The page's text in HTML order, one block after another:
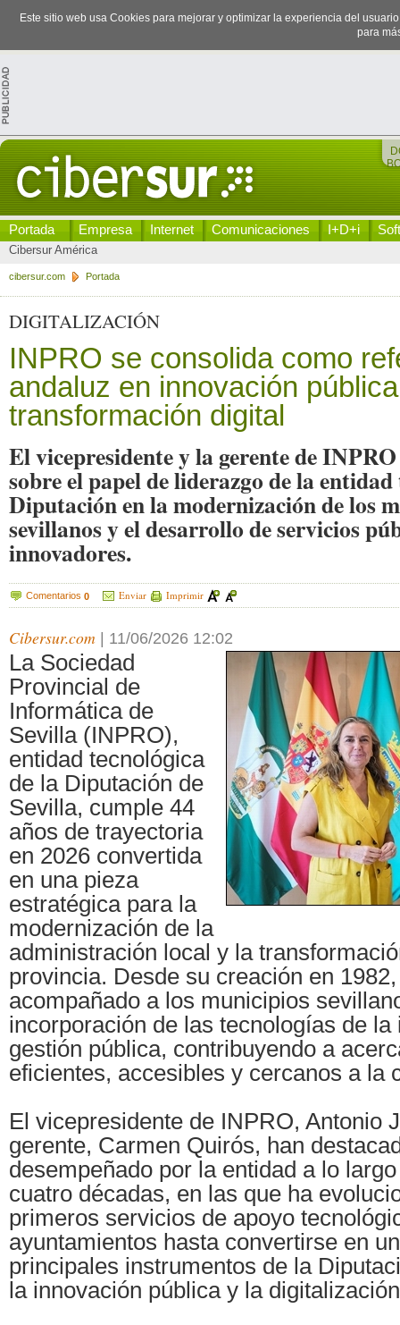
Este sitio web usa Cookies para mejorar y optimizar la experiencia del
para
Portada Empresa Internet Comunicaciones I+D+i
Cibersur América
cibersur.com Portada
DIGITALIZACIÓN
INPRO se consolida como
andaluz en innovación
transformación digital
El vicepresidente y la gerente de
sobre el papel de liderazgo de la
Diputación en la modernización de los
sevillanos y el desarrollo de servicios
innovadores.
Comentarios 0 Enviar Imprimir
Cibersur.com 11/06/2026 12:02
La Sociedad
Provincial de
Informática de
Sevilla (INPRO),
entidad tecnológica
de la Diputación de
Sevilla, cumple 44
años de trayectoria
en 2026 convertida
en una pieza
estratégica para la
modernización de la
administración local y la
provincia. Desde su creación en
acompañado a los municipios
incorporación de las tecnologías de la
gestión pública, contribuyendo a
eficientes, accesibles y cercanos a la
El vicepresidente de INPRO, Antonio
gerente, Carmen Quirós, han
desempeñado por la entidad a lo
cuatro décadas, en las que ha
primeros servicios de apoyo
ayuntamientos hasta convertirse en
principales instrumentos de la
la innovación pública y la